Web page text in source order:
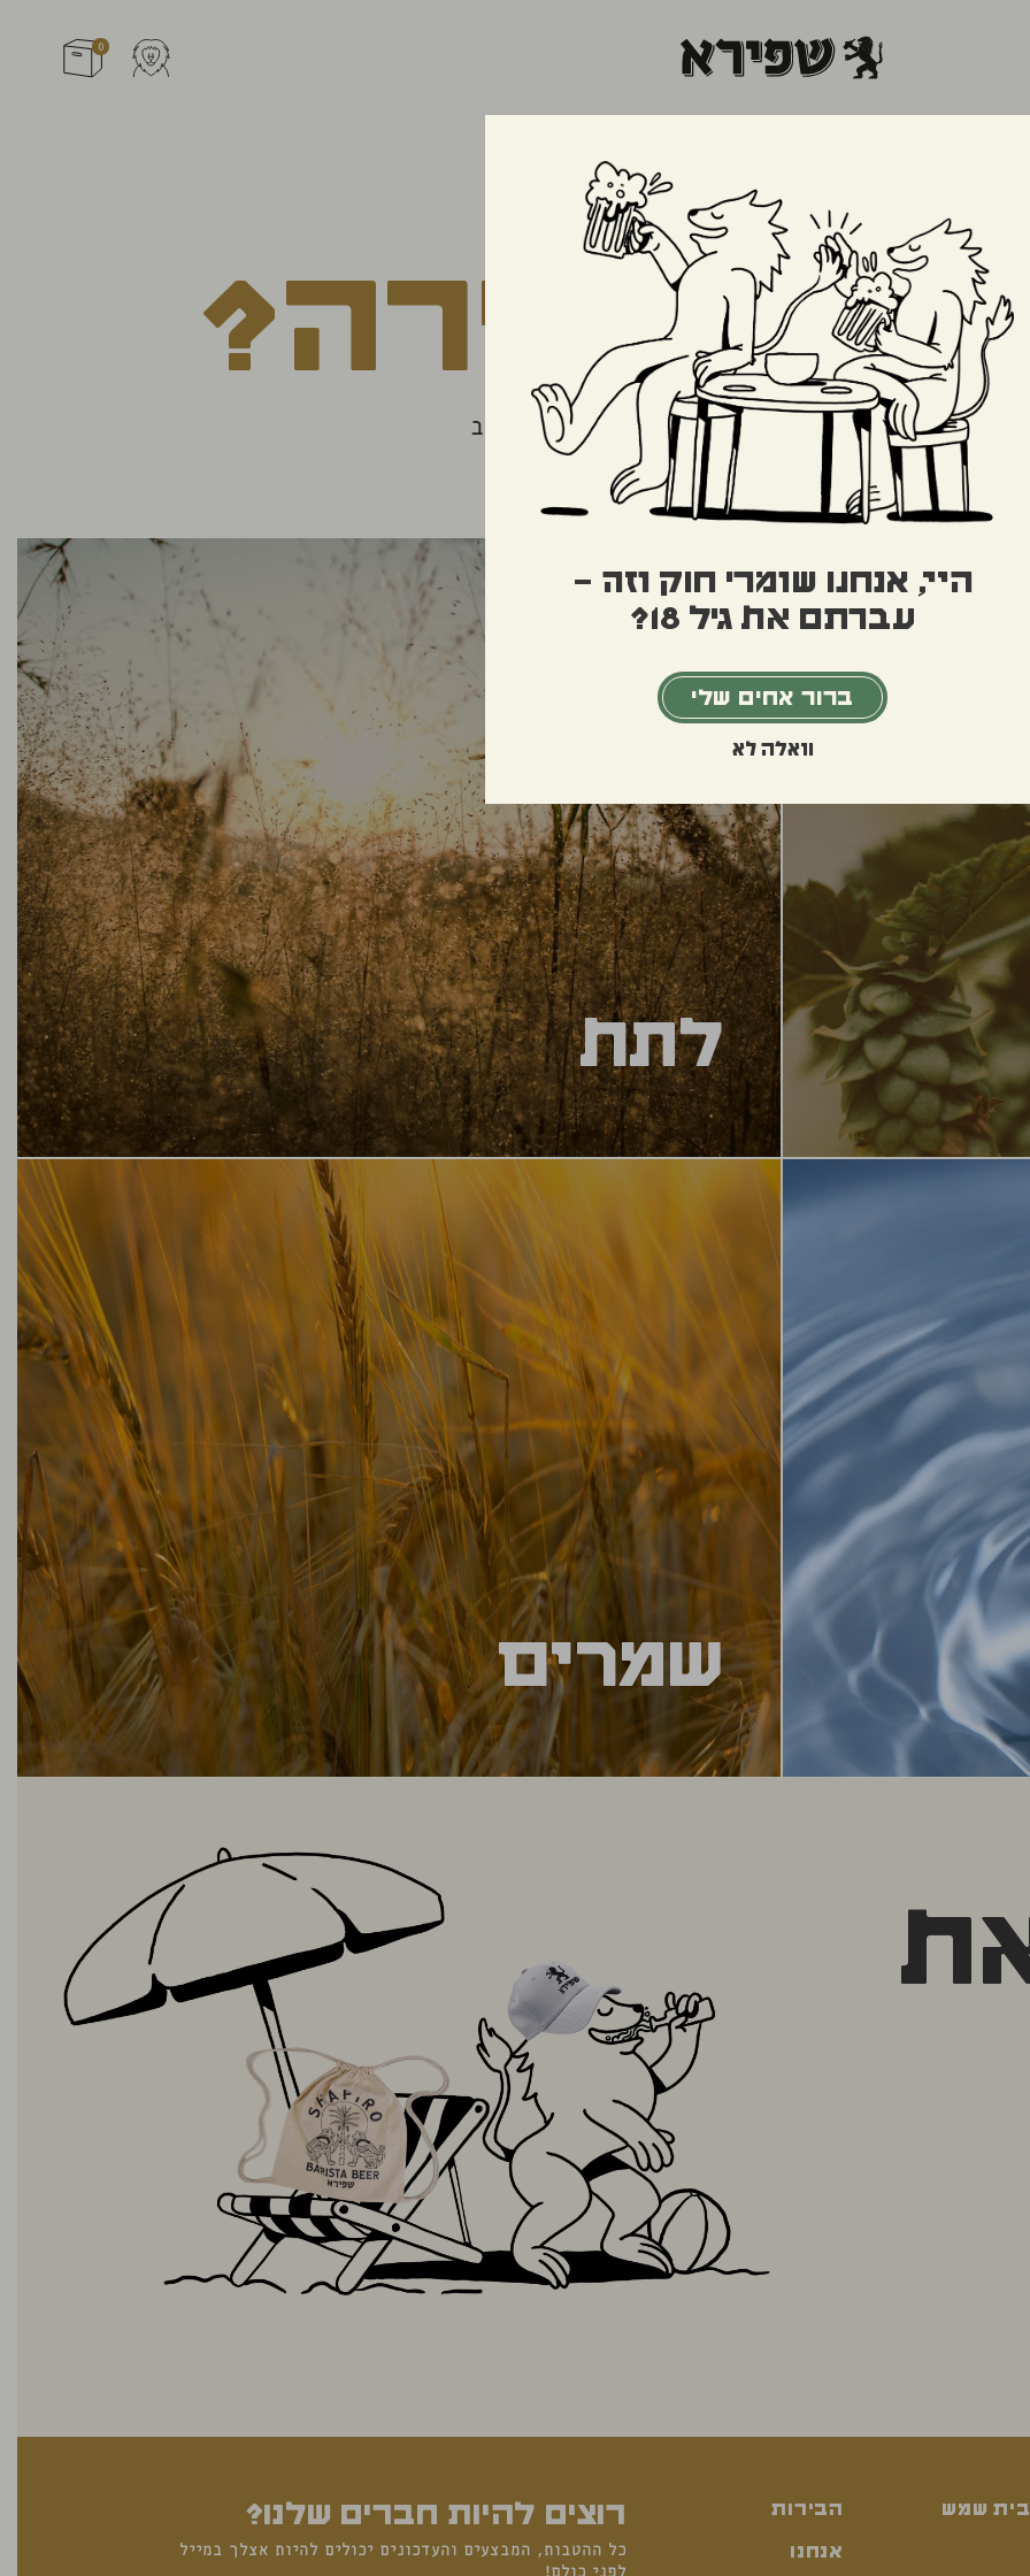
0
בירה?
יסודות נשענת התורה – בואו להכיר אותם מקרוב
(אבל ממסטלת
רמת המרירות,
לתת
לתת
אחראי על הצבע של הבירה וטעמי הבסיס. הלתת זה בעצם שעורה (או
חיטה) שעברו תהליך של הנבטה, ייבוש וקלייה, ומה שאנחנו רוצים ממנה
זה את הסוכרים שלה, שיפגשו את השמרים ויאפשרו תהליך תסיסה.
יותר "רכים",
לאגר, ומים
אייל.
שמרים
שמרים
הקוסמים שהופכים את הסוכר לאלכוהול ומעניקים לבירה את הגיזוז
הטבעי שלה. בלי שמרים כל זה לא היה קורה.
שמש הבירות
אנחנו
רוצים להיות חברים שלנו?
כל ההטבות, המבצעים והעדכונים יכולים להיות אצלך במייל
לפני כולם!
היי, אנחנו שומרי חוק וזה –
עברתם את גיל 18?
ברור אחים שלי
וואלה לא